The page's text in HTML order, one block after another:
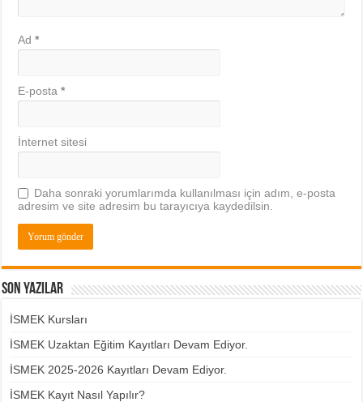
Ad*
E-posta*
İnternet sitesi
Daha sonraki yorumlarımda kullanılması için adım, e-posta
adresim ve site adresim bu tarayıcıya kaydedilsin.
Son Yazılar
İSMEK Kursları
İSMEK Uzaktan Eğitim Kayıtları Devam Ediyor.
İSMEK 2025-2026 Kayıtları Devam Ediyor.
İSMEK Kayıt Nasıl Yapılır?